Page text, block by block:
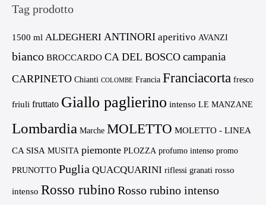
Tag prodotto
1500 ml ALDEGHERI ANTINORI aperitivo AVANZI
bianco BROCCARDO CA DEL BOSCO campania
CARPINETO Chianti COLOMBE Francia Franciacorta fresco
friuli fruttato Giallo paglierino intenso LE MANZANE
Lombardia Marche MOLETTO MOLETTO - LINEA
CA SISA MUSITA piemonte PLOZZA profumo intenso promo
PRUNOTTO Puglia QUACQUARINI riflessi granati rosso
intenso Rosso rubino Rosso rubino intenso